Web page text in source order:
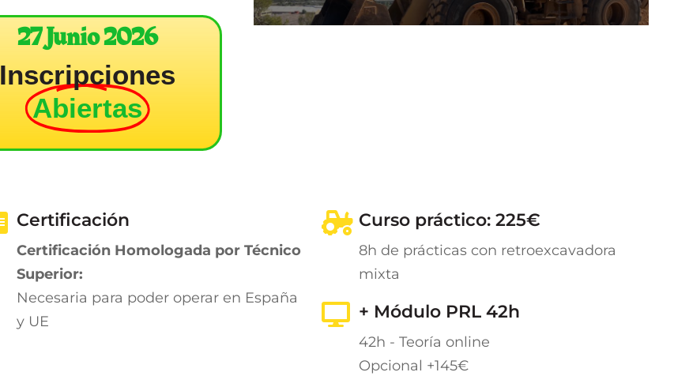
27 Junio 2026
Inscripciones
Abiertas
Certificación
Certificación Homologada por Técnico
Superior:
Necesaria para poder operar en España
y UE
Curso práctico: 225€
8h de prácticas con retroexcavadora
mixta
+ Módulo PRL 42h
42h - Teoría online
Opcional +145€